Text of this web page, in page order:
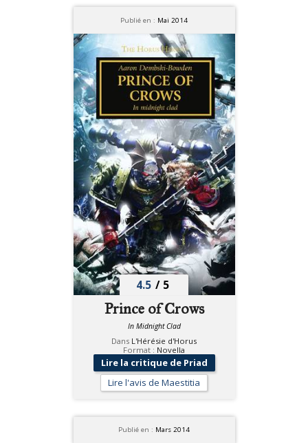
Publié en : Mai 2014
4.5 / 5
Prince of Crows
In Midnight Clad
Dans L'Hérésie d'Horus
Format : Novella
Lire la critique de Priad
Lire l'avis de Maestitia
Publié en : Mars 2014